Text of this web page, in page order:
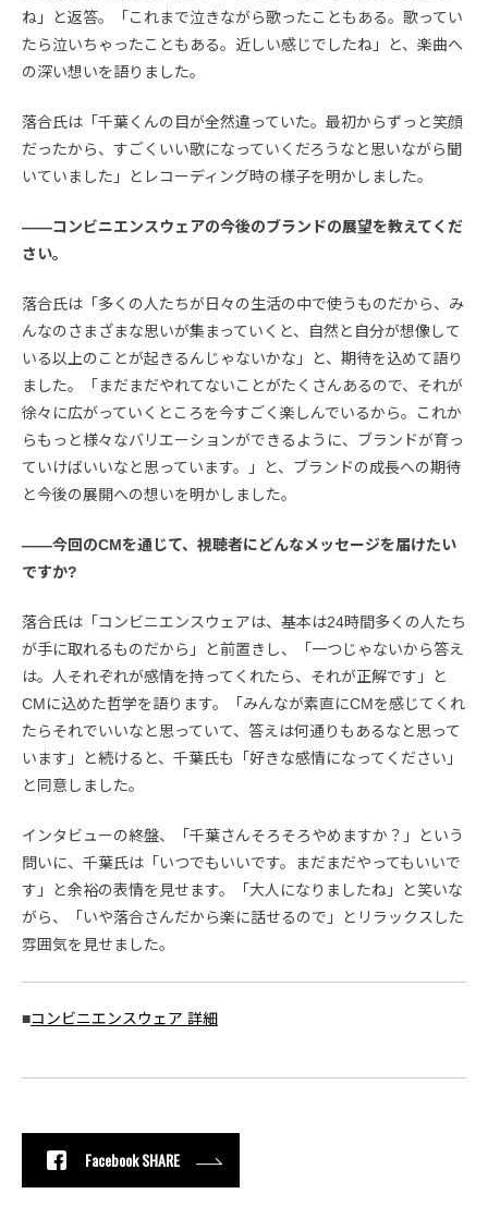
ね」と返答。「これまで泣きながら歌ったこともある。歌ってい
たら泣いちゃったこともある。近しい感じでしたね」と、楽曲へ
の深い想いを語りました。
落合氏は「千葉くんの目が全然違っていた。最初からずっと笑顔
だったから、すごくいい歌になっていくだろうなと思いながら聞
いていました」とレコーディング時の様子を明かしました。
――コンビニエンスウェアの今後のブランドの展望を教えてくだ
さい。
落合氏は「多くの人たちが日々の生活の中で使うものだから、み
んなのさまざまな思いが集まっていくと、自然と自分が想像して
いる以上のことが起きるんじゃないかな」と、期待を込めて語り
ました。「まだまだやれてないことがたくさんあるので、それが
徐々に広がっていくところを今すごく楽しんでいるから。これか
らもっと様々なバリエーションができるように、ブランドが育っ
ていけばいいなと思っています。」と、ブランドの成長への期待
と今後の展開への想いを明かしました。
――今回のCMを通じて、視聴者にどんなメッセージを届けたい
ですか?
落合氏は「コンビニエンスウェアは、基本は24時間多くの人たち
が手に取れるものだから」と前置きし、「一つじゃないから答え
は。人それぞれが感情を持ってくれたら、それが正解です」と
CMに込めた哲学を語ります。「みんなが素直にCMを感じてくれ
たらそれでいいなと思っていて、答えは何通りもあるなと思って
います」と続けると、千葉氏も「好きな感情になってください」
と同意しました。
インタビューの終盤、「千葉さんそろそろやめますか？」という
問いに、千葉氏は「いつでもいいです。まだまだやってもいいで
す」と余裕の表情を見せます。「大人になりましたね」と笑いな
がら、「いや落合さんだから楽に話せるので」とリラックスした
雰囲気を見せました。
■コンビニエンスウェア 詳細
Facebook SHARE